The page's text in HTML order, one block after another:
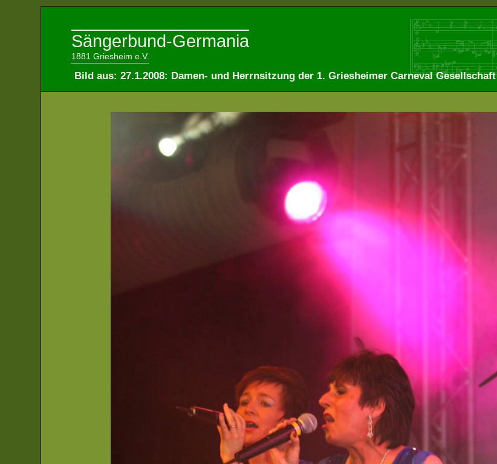
Sängerbund-Germania
1881 Griesheim e.V.
Bild aus: 27.1.2008: Damen- und Herrnsitzung der 1. Griesheimer Carneval Gesellschaft